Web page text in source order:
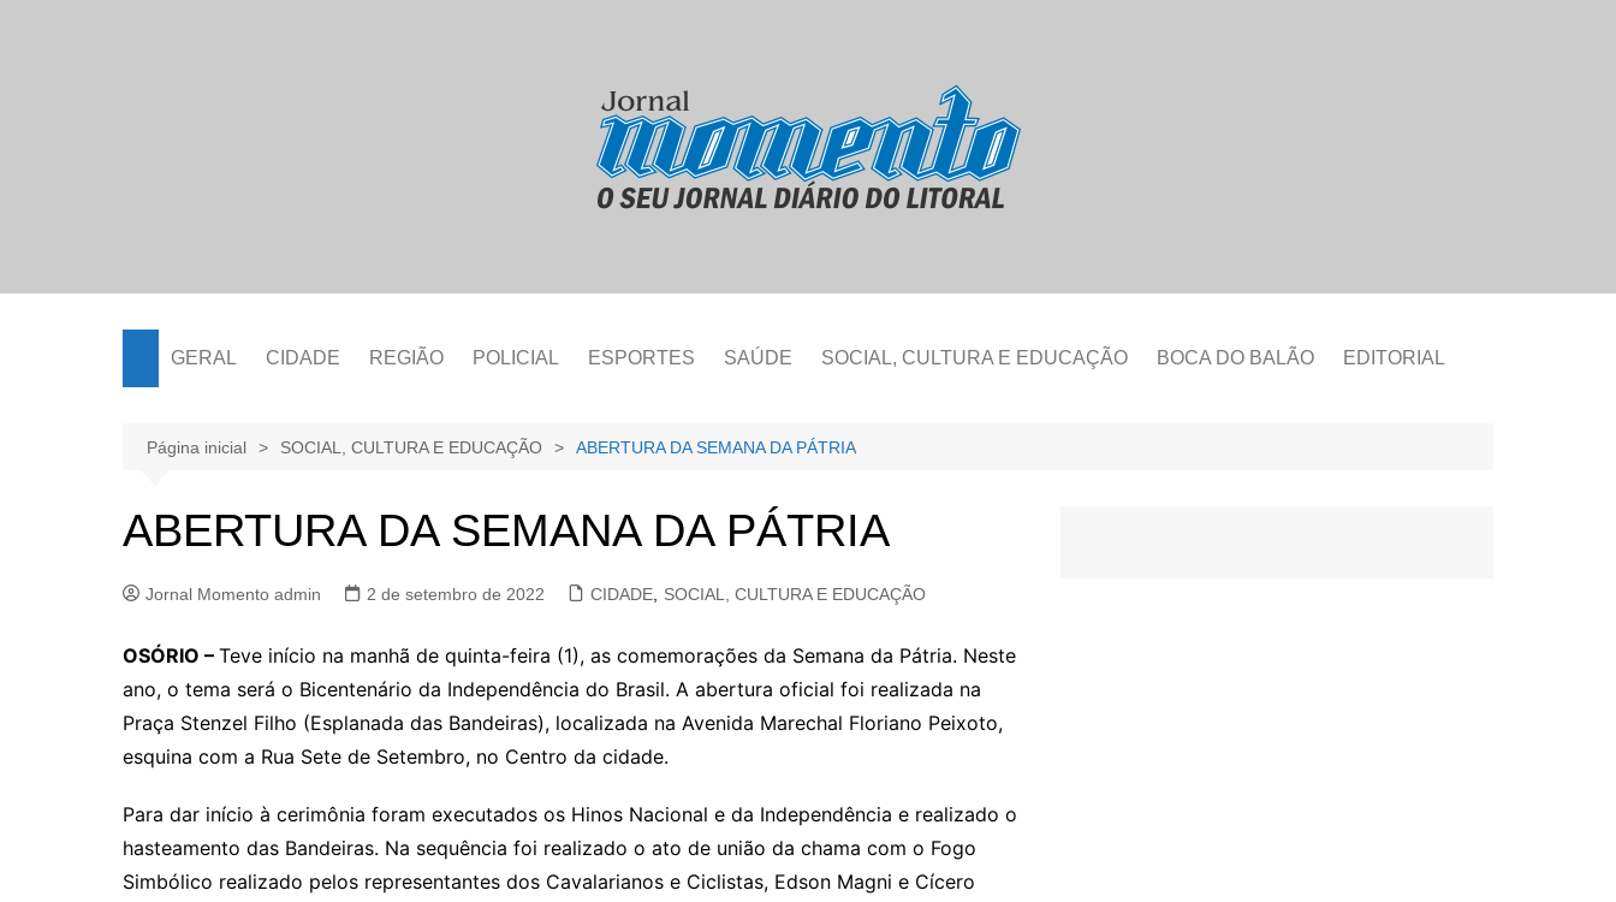
GERAL CIDADE REGIÃO POLICIAL ESPORTES SAÚDE SOCIAL, CULTURA E EDUCAÇÃO BOCA DO BALÃO EDITORIAL
Página inicial SOCIAL, CULTURA E EDUCAÇÃO ABERTURA DA SEMANA DA PÁTRIA
ABERTURA DA SEMANA DA PÁTRIA
Jornal Momento admin 2 de setembro de 2022 CIDADE SOCIAL, CULTURA E EDUCAÇÃO
OSÓRIO – Teve início na manhã de quinta-feira (1), as comemorações da Semana da Pátria. Neste
ano, o tema será o Bicentenário da Independência do Brasil. A abertura oficial foi realizada na
Praça Stenzel Filho (Esplanada das Bandeiras), localizada na Avenida Marechal Floriano Peixoto,
esquina com a Rua Sete de Setembro, no Centro da cidade.
Para dar início à cerimônia foram executados os Hinos Nacional e da Independência e realizado o
hasteamento das Bandeiras. Na sequência foi realizado o ato de união da chama com o Fogo
Simbólico realizado pelos representantes dos Cavalarianos e Ciclistas, Edson Magni e Cícero